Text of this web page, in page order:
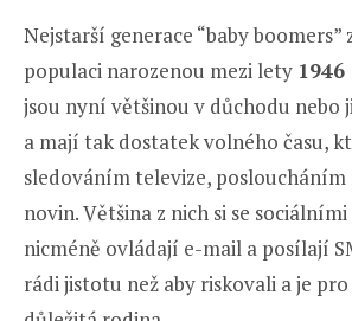
Nejstarší generace “baby boomers”
populaci narozenou mezi lety 1946
jsou nyní většinou v důchodu nebo
a mají tak dostatek volného času,
sledováním televize,
novin. Většina z nich si se
nicméně ovládají e-mail a posílají
rádi jistotu než aby riskovali a je